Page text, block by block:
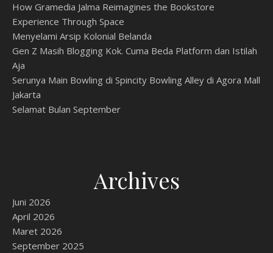
How Gramedia Jalma Reimagines the Bookstore
Experience Through Space
Menyelami Arsip Kolonial Belanda
Gen Z Masih Blogging Kok. Cuma Beda Platform dan Istilah
Aja
Serunya Main Bowling di Spincity Bowling Alley di Agora Mall
Jakarta
Selamat Bulan September
Archives
Juni 2026
April 2026
Maret 2026
September 2025